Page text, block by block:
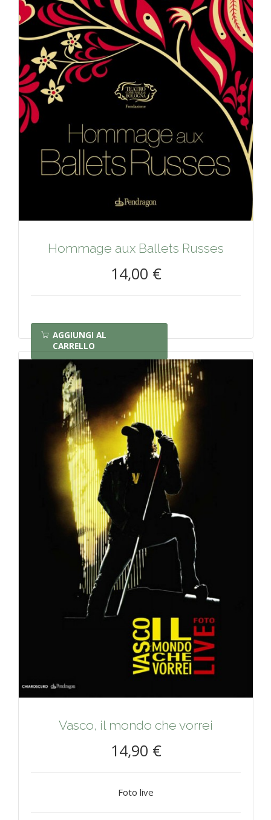
Hommage aux Ballets Russes
14,00 €
AGGIUNGI AL
CARRELLO
Vasco, il mondo che vorrei
14,90 €
Foto live